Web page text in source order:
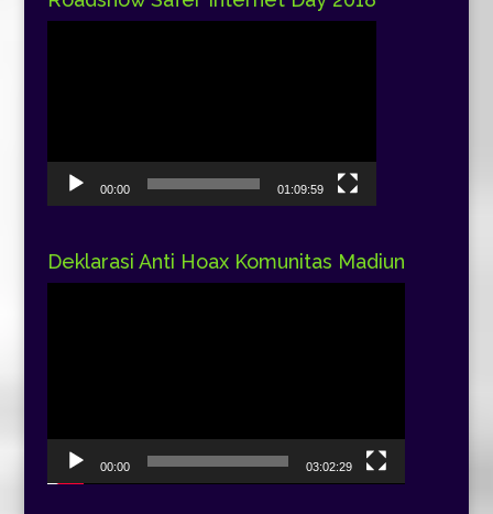
00:00 01:09:59
Deklarasi Anti Hoax Komunitas Madiun
00:00 03:02:29